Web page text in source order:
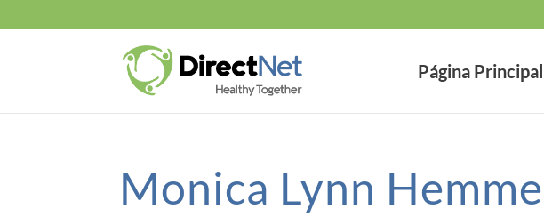
Página Principal
Monica Lynn